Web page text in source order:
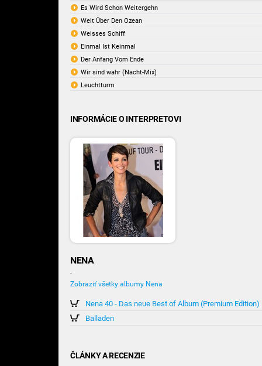
Es Wird Schon Weitergehn
Weit Über Den Ozean
Weisses Schiff
Einmal Ist Keinmal
Der Anfang Vom Ende
Wir sind wahr (Nacht-Mix)
Leuchtturm
INFORMÁCIE O INTERPRETOVI
NENA
-
Zobraziť všetky albumy Nena
Nena 40 - Das neue Best of Album (Premium Edition)
Balladen
ČLÁNKY A RECENZIE